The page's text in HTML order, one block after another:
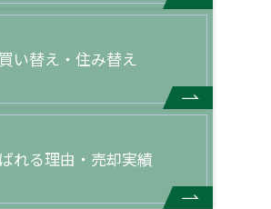
買い替え・住み替え
れる理由・売却実績